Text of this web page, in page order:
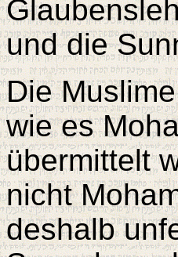
und die
Die
wie es
übermittelt
nicht
deshalb